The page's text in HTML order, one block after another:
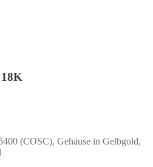
(COSC), Gehäuse in Gelbgold,